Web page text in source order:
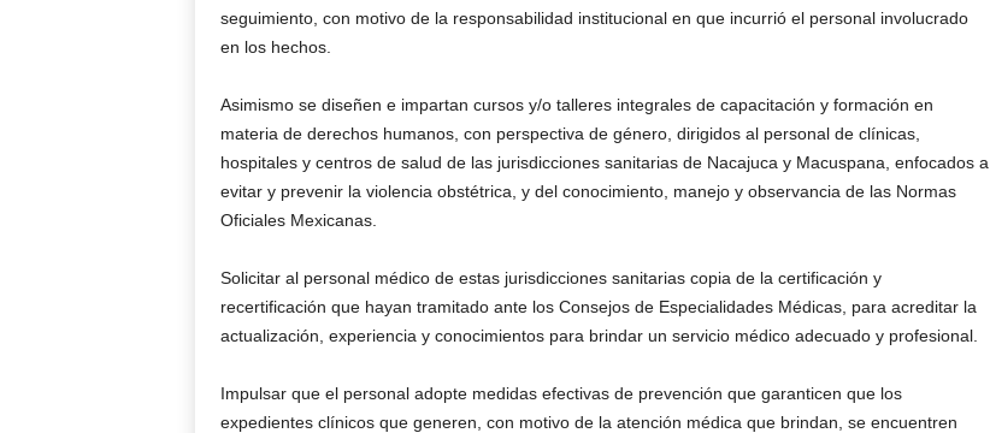
seguimiento, con motivo de la responsabilidad institucional en que incurrió el personal involucrado
en los hechos.
Asimismo se diseñen e impartan cursos y/o talleres integrales de capacitación y formación en
materia de derechos humanos, con perspectiva de género, dirigidos al personal de clínicas,
hospitales y centros de salud de las jurisdicciones sanitarias de Nacajuca y Macuspana, enfocados a
evitar y prevenir la violencia obstétrica, y del conocimiento, manejo y observancia de las Normas
Oficiales Mexicanas.
Solicitar al personal médico de estas jurisdicciones sanitarias copia de la certificación y
recertificación que hayan tramitado ante los Consejos de Especialidades Médicas, para acreditar la
actualización, experiencia y conocimientos para brindar un servicio médico adecuado y profesional.
Impulsar que el personal adopte medidas efectivas de prevención que garanticen que los
expedientes clínicos que generen, con motivo de la atención médica que brindan, se encuentren